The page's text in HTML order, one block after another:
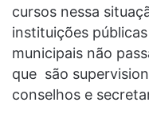
cursos nessa
instituições
municipais não
que são
conselhos e